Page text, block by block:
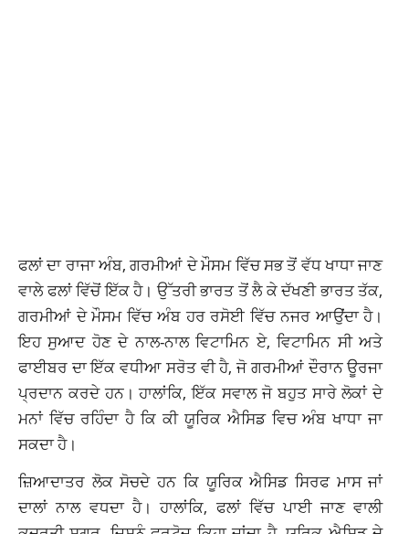
ਫਲਾਂ ਦਾ ਰਾਜਾ ਅੰਬ, ਗਰਮੀਆਂ ਦੇ ਮੌਸਮ ਵਿੱਚ ਸਭ ਤੋਂ ਵੱਧ ਖਾਧਾ ਜਾਣ
ਵਾਲੇ ਫਲਾਂ ਵਿੱਚੋਂ ਇੱਕ ਹੈ। ਉੱਤਰੀ ਭਾਰਤ ਤੋਂ ਲੈ ਕੇ ਦੱਖਣੀ ਭਾਰਤ ਤੱਕ,
ਗਰਮੀਆਂ ਦੇ ਮੌਸਮ ਵਿੱਚ ਅੰਬ ਹਰ ਰਸੋਈ ਵਿੱਚ ਨਜਰ ਆਉਂਦਾ ਹੈ।
ਇਹ ਸੁਆਦ ਹੋਣ ਦੇ ਨਾਲ-ਨਾਲ ਵਿਟਾਮਿਨ ਏ, ਵਿਟਾਮਿਨ ਸੀ ਅਤੇ
ਫਾਈਬਰ ਦਾ ਇੱਕ ਵਧੀਆ ਸਰੋਤ ਵੀ ਹੈ, ਜੋ ਗਰਮੀਆਂ ਦੌਰਾਨ ਊਰਜਾ
ਪ੍ਰਦਾਨ ਕਰਦੇ ਹਨ। ਹਾਲਾਂਕਿ, ਇੱਕ ਸਵਾਲ ਜੋ ਬਹੁਤ ਸਾਰੇ ਲੋਕਾਂ ਦੇ
ਮਨਾਂ ਵਿੱਚ ਰਹਿੰਦਾ ਹੈ ਕਿ ਕੀ ਯੂਰਿਕ ਐਸਿਡ ਵਿਚ ਅੰਬ ਖਾਧਾ ਜਾ
ਸਕਦਾ ਹੈ।
ਜ਼ਿਆਦਾਤਰ ਲੋਕ ਸੋਚਦੇ ਹਨ ਕਿ ਯੂਰਿਕ ਐਸਿਡ ਸਿਰਫ ਮਾਸ ਜਾਂ
ਦਾਲਾਂ ਨਾਲ ਵਧਦਾ ਹੈ। ਹਾਲਾਂਕਿ, ਫਲਾਂ ਵਿੱਚ ਪਾਈ ਜਾਣ ਵਾਲੀ